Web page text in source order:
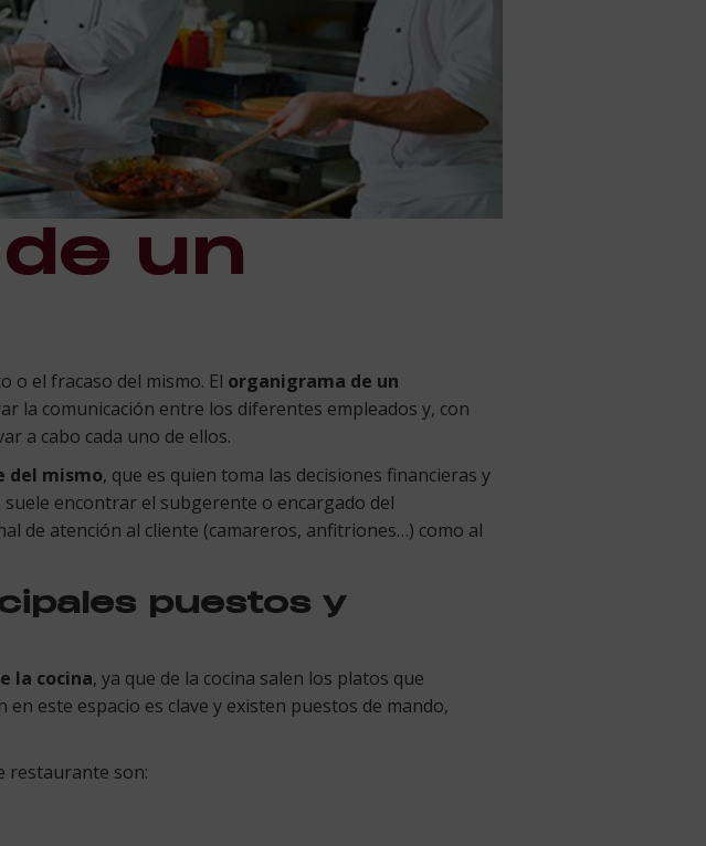
un
o el fracaso del mismo. El organigrama de un
la comunicación entre los diferentes empleados y, con
a cabo cada uno de ellos.
del mismo, que es quien toma las decisiones financieras y
encontrar el subgerente o encargado del
de atención al cliente (camareros, anfitriones…) como al
puestos y
la cocina, ya que de la cocina salen los platos que
este espacio es clave y existen puestos de mando,
restaurante son: